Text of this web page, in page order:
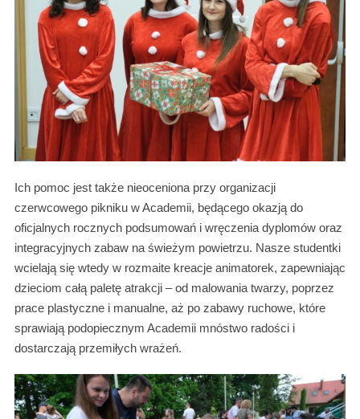
Ich pomoc jest także nieoceniona przy organizacji
czerwcowego pikniku w Academii, będącego okazją do
oficjalnych rocznych podsumowań i wręczenia dyplomów oraz
integracyjnych zabaw na świeżym powietrzu. Nasze studentki
wcielają się wtedy w rozmaite kreacje animatorek, zapewniając
dzieciom całą paletę atrakcji – od malowania twarzy, poprzez
prace plastyczne i manualne, aż po zabawy ruchowe, które
sprawiają podopiecznym Academii mnóstwo radości i
dostarczają przemiłych wrażeń.